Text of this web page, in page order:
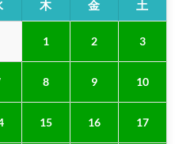
木 金 土
1 2 3
8 9 10
15 16 17